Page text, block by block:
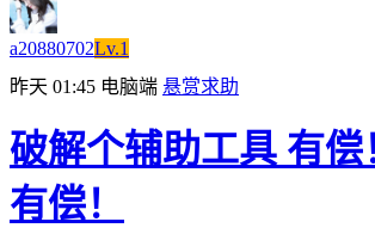
a20880702Lv.1
昨天 01:45 电脑端 悬赏求助
破解个辅助工具 有偿
有偿！